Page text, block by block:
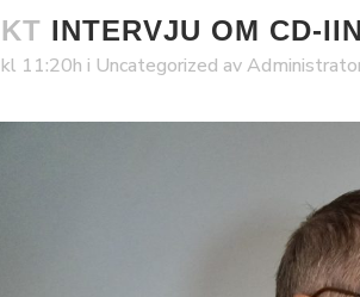
INTERVJU OM CD-
11:20h i Uncategorized av